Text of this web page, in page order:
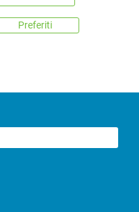
Preferiti